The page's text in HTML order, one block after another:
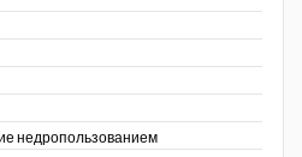
недропользованием
Стандарт качества
Сфера. Нефть и газ